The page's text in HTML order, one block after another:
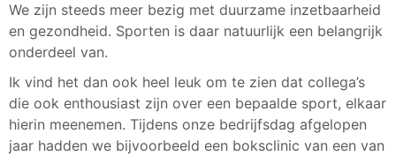
We zijn steeds meer bezig met duurzame inzetbaarheid
en gezondheid. Sporten is daar natuurlijk een belangrijk
onderdeel van.
Ik vind het dan ook heel leuk om te zien dat collega’s
die ook enthousiast zijn over een bepaalde sport, elkaar
hierin meenemen. Tijdens onze bedrijfsdag afgelopen
jaar hadden we bijvoorbeeld een boksclinic van een van